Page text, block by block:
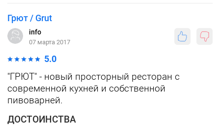
Грют / Grut
info
07 марта 2017
5.0
"ГРЮТ" - новый просторный ресторан с
современной кухней и собственной
пивоварней.
ДОСТОИНСТВА